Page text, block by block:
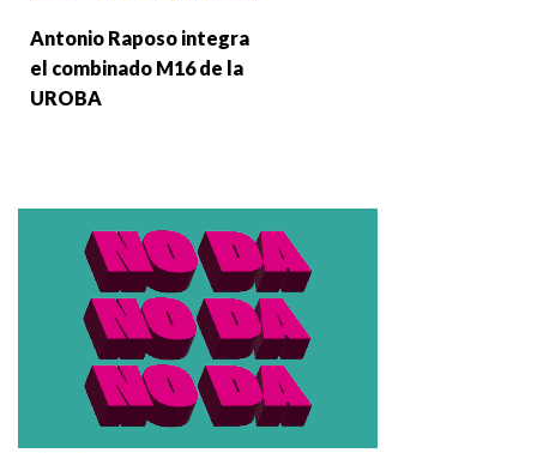
Antonio Raposo integra
el combinado M16 de la
UROBA